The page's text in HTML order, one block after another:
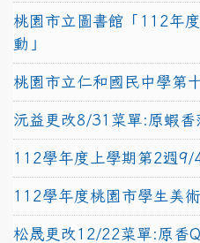
桃園市立圖書館「112年
動」
桃園市立仁和國民中學第
沅益更改8/31菜單:原蝦香
112學年度上學期第2週9/
112學年度桃園市學生美
松晟更改12/22菜單:原香